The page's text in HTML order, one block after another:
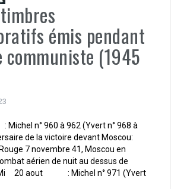
émis pendant
communiste (1945
n° 960 à 962 (Yvert n° 968 à
de la victoire devant Moscou:
7 novembre 41, Moscou en
aérien de nuit au dessus de
20 aout : Michel n° 971 (Yvert